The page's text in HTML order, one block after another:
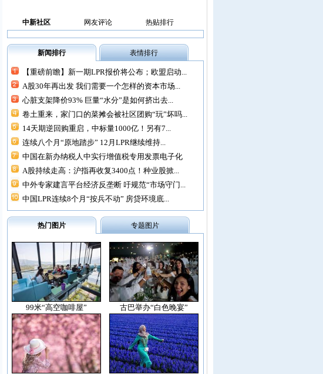
中新社区 网友评论 热贴排行
新闻排行 表情排行
【重磅前瞻】新一期LPR报价将公布；欧盟启动...
A股30年再出发 我们需要一个怎样的资本市场...
心脏支架降价93% 巨量“水分”是如何挤出去...
卷土重来，家门口的菜摊会被社区团购“玩”坏吗...
14天期逆回购重启，中标量1000亿！另有7...
连续八个月“原地踏步” 12月LPR继续维持...
中国在新办纳税人中实行增值税专用发票电子化
A股持续走高：沪指再收复3400点！种业股掀...
中外专家建言平台经济反垄断 吁规范“市场守门...
中国LPR连续8个月“按兵不动” 房贷环境底...
热门图片 专题图片
99米“高空咖啡屋” 古巴举办“白色晚宴”